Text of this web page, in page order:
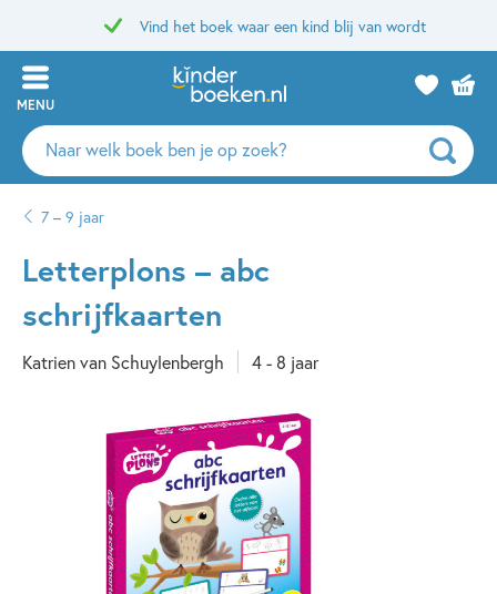
Vind het boek waar een kind blij van wordt
MENU
Zoeken
naar
auteurs
uitgevers
7 – 9 jaar
Letterplons – abc
schrijfkaarten
Katrien van Schuylenbergh 4 - 8 jaar